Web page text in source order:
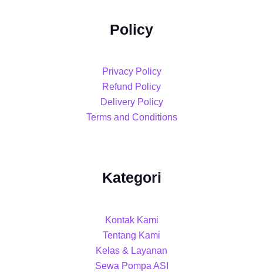
Policy
Privacy Policy
Refund Policy
Delivery Policy
Terms and Conditions
Kategori
Kontak Kami
Tentang Kami
Kelas & Layanan
Sewa Pompa ASI